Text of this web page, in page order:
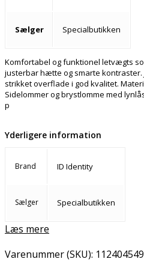
Sælger Specialbutikken
Komfortabel og funktionel letvægts
justerbar hætte og smarte kontraster.
strikket overflade i god kvalitet.
Sidelommer og brystlomme med
p
Yderligere information
Brand ID Identity
Sælger Specialbutikken
Læs mere
Varenummer (SKU):